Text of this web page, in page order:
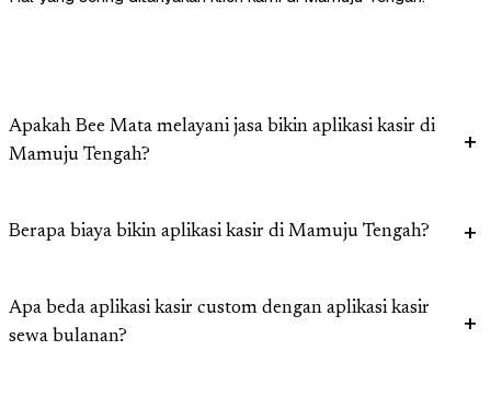
Apakah Bee Mata melayani jasa bikin aplikasi kasir di
Mamuju Tengah?
Berapa biaya bikin aplikasi kasir di Mamuju Tengah?
Apa beda aplikasi kasir custom dengan aplikasi kasir
sewa bulanan?